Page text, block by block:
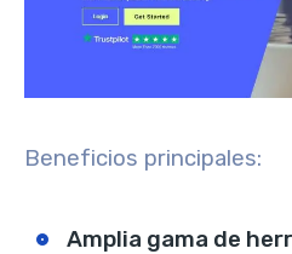
Beneficios principales:
Amplia gama de